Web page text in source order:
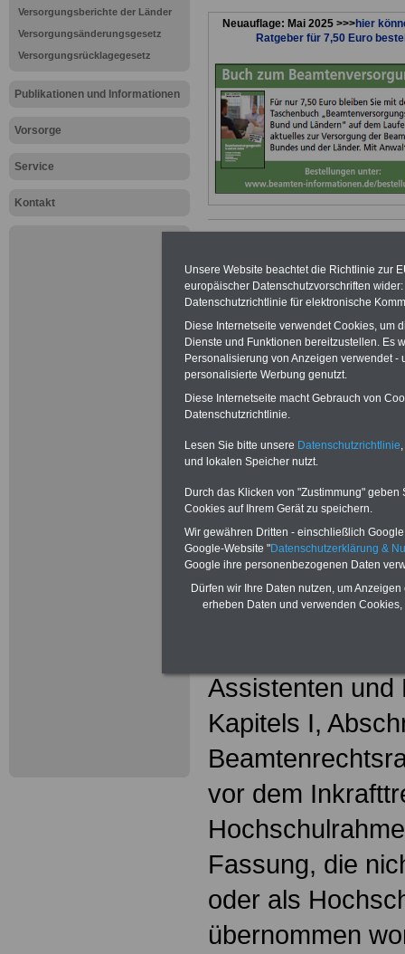
Versorgungsberichte der Länder
Versorgungsänderungsgesetz
Versorgungsrücklagegesetz
Publikationen und Informationen
Vorsorge
Service
Kontakt
Neuauflage: Mai 2025 >>>hier
Ratgeber für 7,50 Euro
des
(BeamtVG)
§ 91
§ 91
Lektoren
(1) Auf die
Assistenten und
Kapitels I,
vor dem
Fassung, die
oder als
übernommen
Unsere Website beachtet die Richtlinie zur
europäischer Datenschutzvorschriften
Datenschutzrichtlinie für elektronische
Diese Internetseite verwendet Cookies, um
Dienste und Funktionen bereitzustellen. Es
Personalisierung von Anzeigen verwendet
personalisierte Werbung genutzt.
Diese Internetseite macht Gebrauch von
Datenschutzrichtlinie.
Lesen Sie bitte unsere Datenschutzrichtlinie
und lokalen Speicher nutzt.
Durch das Klicken von "Zustimmung"
Cookies auf Ihrem Gerät zu speichern.
Wir gewähren Dritten - einschließlich
Google-Website "Datenschutzerklärung &
Google ihre personenbezogenen Daten
Dürfen wir Ihre Daten nutzen, um
erheben Daten und verwenden